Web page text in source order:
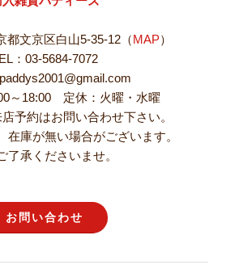
都文京区白山5-35-12（ MAP）
：03-5684-7072
～18:00 定休：火曜・水曜
予約はお問い合わせ下さい。
在庫が無い場合がございます。
了承くださいませ。
お問い合わせ